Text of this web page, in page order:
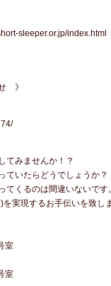
sleeper.or.jp/index.html
》
みませんか！？
ていたらどうでしょうか？
くるのは間違いないです。
実現するお手伝いを致し
室
室